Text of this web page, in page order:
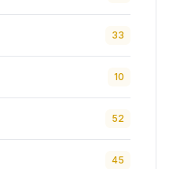
33
10
52
45